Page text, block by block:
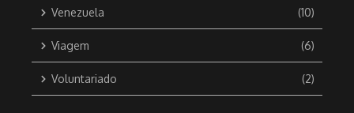
Venezuela (10)
Viagem (6)
Voluntariado (2)